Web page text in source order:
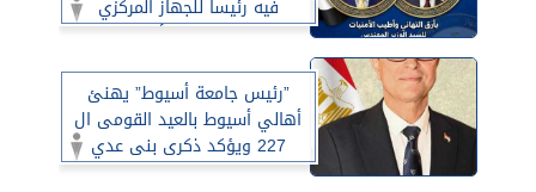
فيه رئيسا للجهاز المركزي
للتنظيم والأدارة
”رئيس جامعة أسيوط” يهنئ
أهالي أسيوط بالعيد القومى ال
227 ويؤكد ذكرى بنى عدي
تجسد روح البطولة ودور الجامعة